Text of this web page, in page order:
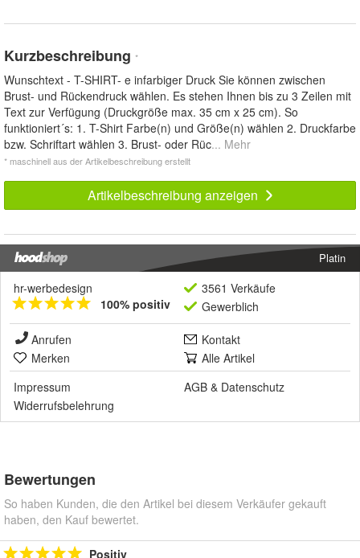
Kurzbeschreibung *
Wunschtext - T-SHIRT- e infarbiger Druck Sie können zwischen
Brust- und Rückendruck wählen. Es stehen Ihnen bis zu 3 Zeilen mit
Text zur Verfügung (Druckgröße max. 35 cm x 25 cm). So
funktioniert´s: 1. T-Shirt Farbe(n) und Größe(n) wählen 2. Druckfarbe
bzw. Schriftart wählen 3. Brust- oder Rüc... Mehr
* maschinell aus der Artikelbeschreibung erstellt
Artikelbeschreibung anzeigen
Platin
hr-werbedesign
100% positiv
3561 Verkäufe
Gewerblich
Anrufen
Kontakt
Merken
Alle Artikel
Impressum
AGB & Datenschutz
Widerrufsbelehrung
Bewertungen
So haben Kunden, die den Artikel bei diesem Verkäufer gekauft
haben, den Kauf bewertet.
Positiv